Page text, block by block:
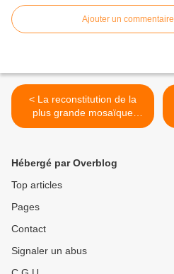
Ajouter un commentaire
< La reconstitution de la
plus grande mosaïque
romaine de Grande-
Hébergé par Overblog
Top articles
Pages
Contact
Signaler un abus